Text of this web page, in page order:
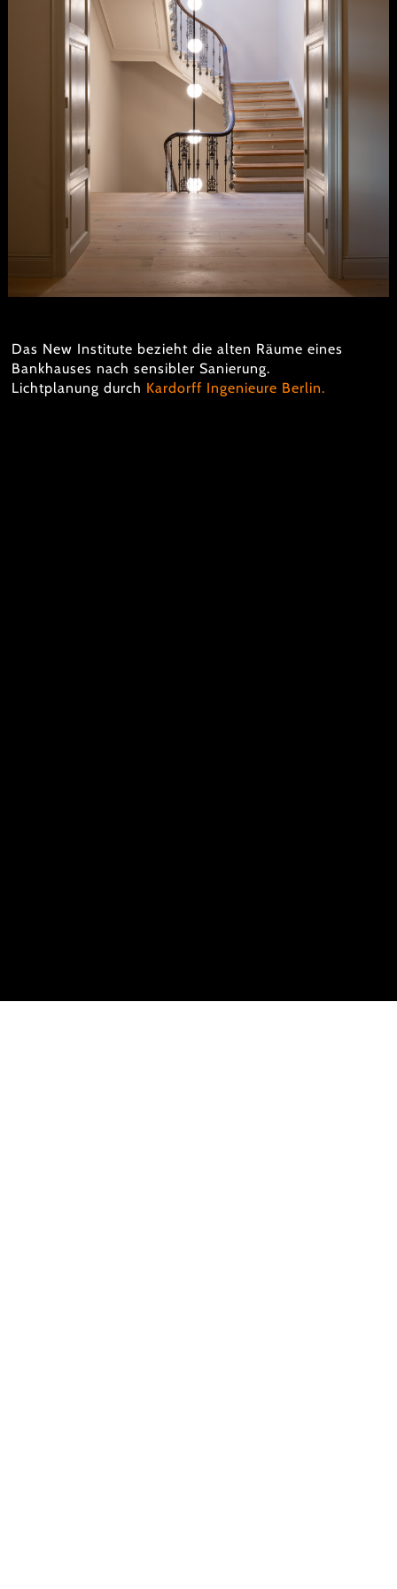
Das New Institute bezieht die alten Räume eines
Bankhauses nach sensibler Sanierung.
Lichtplanung durch Kardorff Ingenieure Berlin.